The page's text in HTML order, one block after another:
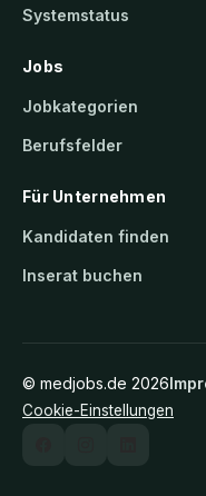
Systemstatus
Jobs
Jobkategorien
Berufsfelder
Für Unternehmen
Kandidaten finden
Inserat buchen
© medjobs.de 2026
Cookie-Einstellungen